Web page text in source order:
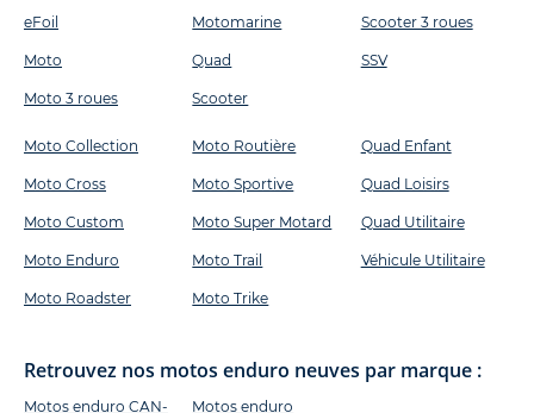
eFoil
Moto
Moto 3 roues
Motomarine
Quad
Scooter
Scooter 3 roues
SSV
Moto Collection
Moto Cross
Moto Custom
Moto Enduro
Moto Roadster
Moto Routière
Moto Sportive
Moto Super Motard
Moto Trail
Moto Trike
Quad Enfant
Quad Loisirs
Quad Utilitaire
Véhicule Utilitaire
Retrouvez nos motos enduro neuves par marque :
Motos enduro CAN-
Motos enduro